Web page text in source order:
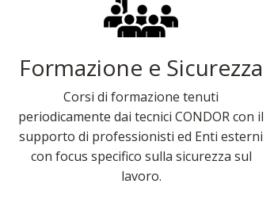
Formazione e Sicurezza
Corsi di formazione tenuti
periodicamente dai tecnici CONDOR con il
supporto di professionisti ed Enti esterni
con focus specifico sulla sicurezza sul
lavoro.